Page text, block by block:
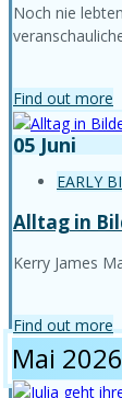
Noch nie
Find out more
05 Juni
EARLY
Alltag in
Kerry James
Find out more
Mai 2026